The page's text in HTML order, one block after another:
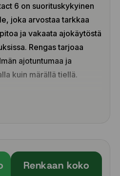
6 on suorituskykyinen
joka arvostaa tarkkaa
ja vakaata ajokäytöstä
Rengas tarjoaa
ajotuntumaa ja
kuin märällä tiellä.
kaikissa olosuhteissa
ja hybridiautoihin
Renkaan koko